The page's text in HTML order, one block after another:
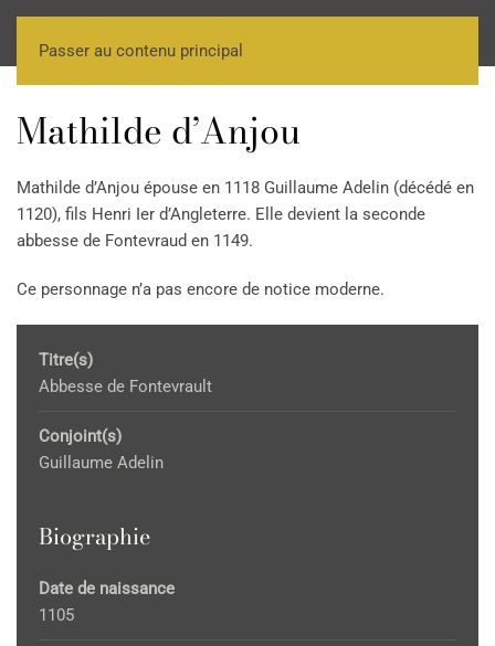
Passer au contenu principal
Mathilde d’Anjou
Mathilde d’Anjou épouse en 1118 Guillaume Adelin (décédé en
1120), fils Henri Ier d’Angleterre. Elle devient la seconde
abbesse de Fontevraud en 1149.
Ce personnage n’a pas encore de notice moderne.
Titre(s)
Abbesse de Fontevrault
Conjoint(s)
Guillaume Adelin
Biographie
Date de naissance
1105